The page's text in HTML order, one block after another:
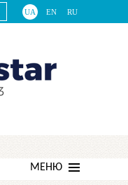
UA EN RU
МЕНЮ